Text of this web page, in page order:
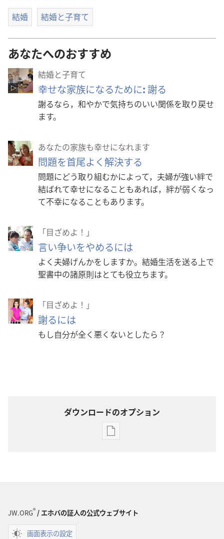
結婚 結婚と子育て
あなたへのおすすめ
結婚と子育て
幸せな家族になるために:謝る
謝るなら，和やかで気持ちのいい関係を取り戻せ
ます。
あなたの家族も幸せになれます
問題を首尾よく解決する
問題にどう取り組むかによって，夫婦が強い絆で
結ばれて幸せになることもあれば，絆が弱くなっ
て不幸になることもあります。
「目ざめよ！」
言い争いをやめるには
よく夫婦げんかをしますか。結婚生活を送る上で
聖書中の諸原則はとても役立ちます。
「目ざめよ！」
謝るには
もし自分が全く悪くないとしたら？
ダウンロードのオプション
出
ン
JW.ORG® / エホバの証人の公式ウェブサイト
画面表示の設定